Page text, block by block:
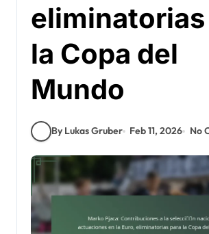
eliminatorias
la Copa del
Mundo
By Lukas Gruber Feb 11, 2026 No